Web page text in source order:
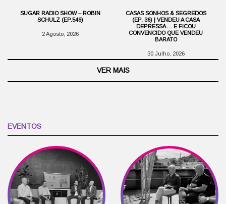
SUGAR RADIO SHOW – ROBIN
SCHULZ (EP.549)
2 Agosto, 2026
CASAS SONHOS & SEGREDOS
(EP. 36) | VENDEU A CASA
DEPRESSA… E FICOU
CONVENCIDO QUE VENDEU
BARATO
30 Julho, 2026
VER MAIS
EVENTOS